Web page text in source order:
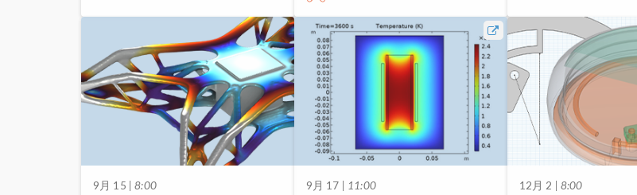
9月 15 | 8:00 9月 17 | 11:00 12月 2 | 8:00